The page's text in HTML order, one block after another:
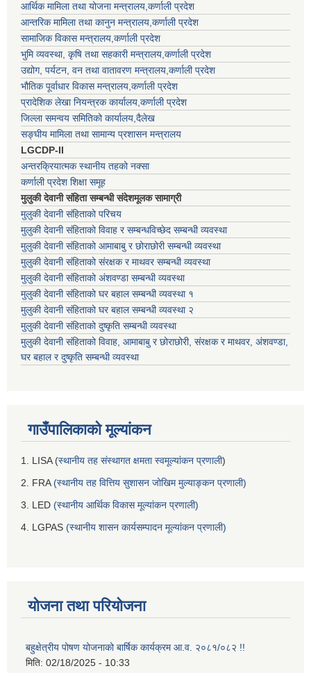
आर्थिक मामिला तथा योजना मन्त्रालय,कर्णाली प्रदेश
आन्तरिक मामिला तथा कानुन मन्त्रालय,कर्णाली प्रदेश
सामाजिक विकास मन्त्रालय,कर्णाली प्रदेश
भुमि व्यवस्था, कृषि तथा सहकारी मन्त्रालय,कर्णाली प्रदेश
उद्योग, पर्यटन, वन तथा वातावरण मन्त्रालय,कर्णाली प्रदेश
भौतिक पूर्वाधार विकास मन्त्रालय,कर्णाली प्रदेश
प्रादेशिक लेखा नियन्त्रक कार्यालय,कर्णाली प्रदेश
जिल्ला समन्वय समितिको कार्यालय,दैलेख
सङ्घीय मामिला तथा सामान्य प्रशासन मन्त्रालय
LGCDP-II
अन्तरक्रियात्मक स्थानीय तहको नक्सा
कर्णाली प्रदेश शिक्षा समूह
मुलुकी देवानी संहिता सम्बन्धी संदेशमूलक सामाग्री
मुलुकी देवानी संहिताको परिचय
मुलुकी देवानी संहिताको विवाह र सम्बन्धविच्छेद सम्बन्धी व्यवस्था
मुलुकी देवानी संहिताको आमाबाबु र छोराछोरी सम्बन्धी व्यवस्था
मुलुकी देवानी संहिताको संरक्षक र माथवर सम्बन्धी व्यवस्था
मुलुकी देवानी संहिताको अंशवण्डा सम्बन्धी व्यवस्था
मुलुकी देवानी संहिताको घर बहाल सम्बन्धी व्यवस्था १
मुलुकी देवानी संहिताको घर बहाल सम्बन्धी व्यवस्था २
मुलुकी देवानी संहिताको दुष्कृति सम्बन्धी व्यवस्था
मुलुकी देवानी संहिताको विवाह, आमाबाबु र छोराछोरी, संरक्षक र माथवर, अंशवण्डा,
घर बहाल र दुष्कृति सम्बन्धी व्यवस्था
गाउँपालिकाको मूल्यांकन
1. LISA (स्थानीय तह संस्थागत क्षमता स्वमूल्यांकन प्रणाली)
2. FRA(स्थानीय तह वित्तिय सुशासन जोखिम मुल्याङ्कन प्रणाली)
3. LED (स्थानीय आर्थिक विकास मूल्यांकन प्रणाली)
4. LGPAS (स्थानीय शासन कार्यसम्पादन मूल्यांकन प्रणाली)
योजना तथा परियोजना
बहुक्षेत्रीय पोषण योजनाको बार्षिक कार्यक्रम आ.व. २०८१/०८२ !!
मिति: 02/18/2025 - 10:33